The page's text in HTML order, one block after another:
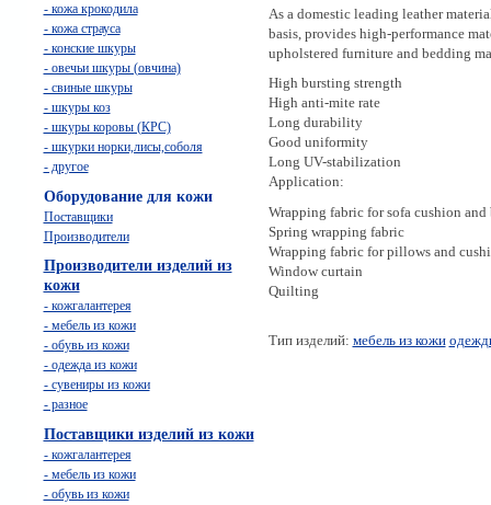
As a domestic leading leather
basis, provides high-performance
upholstered furniture and bedding
High bursting strength
High anti-mite rate
Long durability
Good uniformity
Long UV-stabilization
Application:
Wrapping fabric for sofa cushion and
Spring wrapping fabric
Wrapping fabric for pillows and
Window curtain
Quilting
Тип изделий: мебель из кожи
- кожа крокодила
- кожа страуса
- конские шкуры
- овечьи шкуры (овчина)
- свиные шкуры
- шкуры коз
- шкуры коровы (КРС)
- шкурки норки,лисы,соболя
- другое
Оборудование для кожи
Поставщики
Производители
Производители изделий из
кожи
- кожгалантерея
- мебель из кожи
- обувь из кожи
- одежда из кожи
- сувениры из кожи
- разное
Поставщики изделий из кожи
- кожгалантерея
- мебель из кожи
- обувь из кожи